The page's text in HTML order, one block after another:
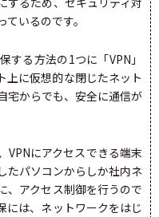
いるのです。
る方法の1つに「VPN」
上に仮想的な閉じたネット
宅からでも、安全に通信が
VPNにアクセスできる端末
たパソコンからしか社内ネ
、アクセス制御を行うので
には、ネットワークをはじ